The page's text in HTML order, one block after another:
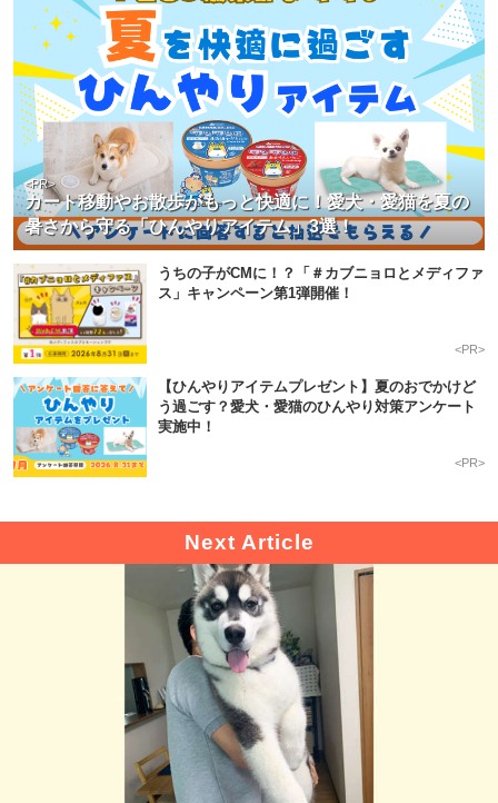
カート移動やお散歩がもっと快適に！愛犬・愛猫を夏の
暑さから守る「ひんやりアイテム」3選！
<PR>
うちの子がCMに！？「＃カブニョロとメディファ
ス」キャンペーン第1弾開催！
<PR>
【ひんやりアイテムプレゼント】夏のおでかけど
う過ごす？愛犬・愛猫のひんやり対策アンケート
実施中！
<PR>